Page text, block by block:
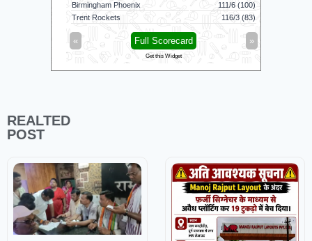
Birmingham Phoenix
111/6 (100)
Trent Rockets
116/3 (83)
Full Scorecard
Get this Widget
REALTED
POST